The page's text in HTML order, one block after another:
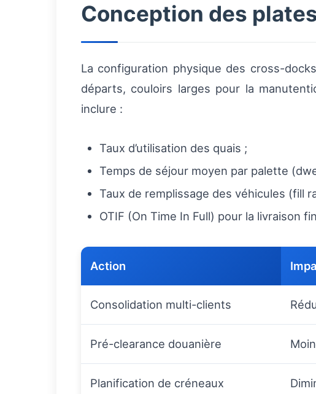
Conception des
La configuration physique des cross-
départs, couloirs larges pour la
inclure :
Taux d’utilisation des quais ;
Temps de séjour moyen par palette
Taux de remplissage des véhicules (fill
OTIF (On Time In Full) pour la livraison
Action
Consolidation multi-clients
Pré-clearance douanière
Planification de créneaux